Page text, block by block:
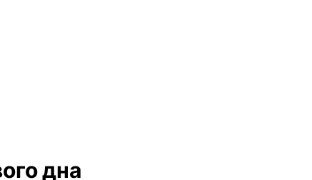
дна